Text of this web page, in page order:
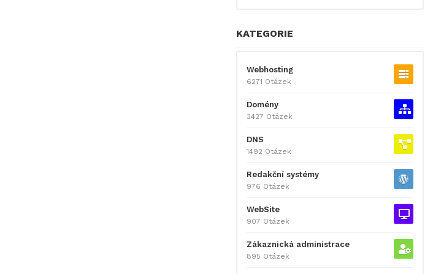
KATEGORIE
Webhosting
6271 Otázek
Domény
3427 Otázek
DNS
1492 Otázek
Redakční systémy
976 Otázek
WebSite
907 Otázek
Zákaznická administrace
895 Otázek